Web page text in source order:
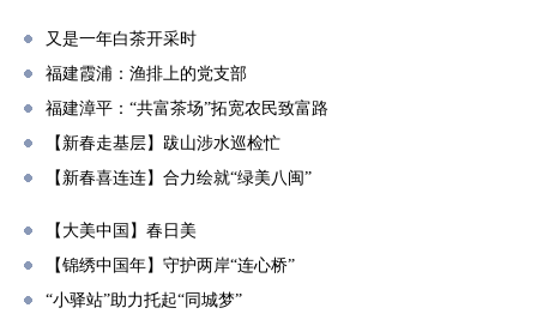
又是一年白茶开采时
福建霞浦：渔排上的党支部
福建漳平：“共富茶场”拓宽农民致富路
【新春走基层】跋山涉水巡检忙
【新春喜连连】合力绘就“绿美八闽”
【大美中国】春日美
【锦绣中国年】守护两岸“连心桥”
“小驿站”助力托起“同城梦”